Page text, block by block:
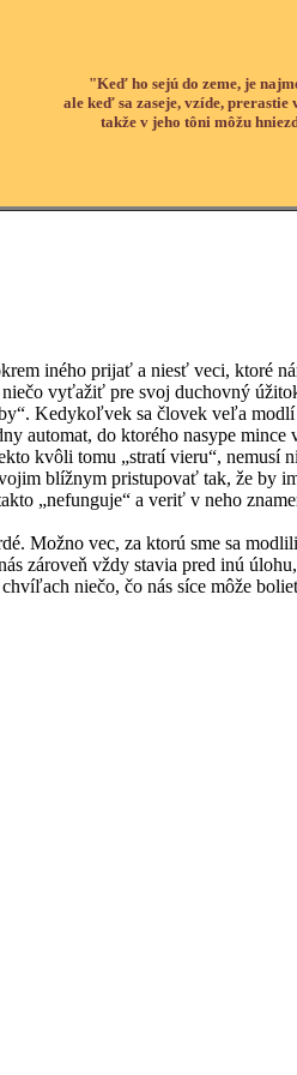
"Keď ho sejú do zeme, je
ale keď sa zaseje, vzíde,
takže v jeho tôni môžu
iného prijať a niesť veci, ktoré
vyťažiť pre svoj duchovný
Kedykoľvek sa človek veľa
automat, do ktorého nasype mince
kvôli tomu „stratí vieru“,
blížnym pristupovať tak, že by
„nefunguje“ a veriť v neho
Možno vec, za ktorú sme sa
zároveň vždy stavia pred inú
niečo, čo nás síce môže